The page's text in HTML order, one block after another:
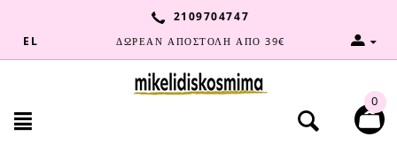
2109704747
ΔΩΡΕΑΝ ΑΠΟΣΤΟΛΗ ΑΠΟ 39€
EL
0